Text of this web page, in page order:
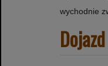
wychodnie
Dojazd